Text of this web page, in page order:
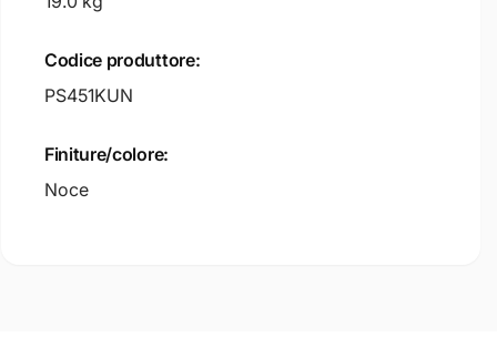
Codice produttore:
PS451KUN
Finiture/colore:
Noce